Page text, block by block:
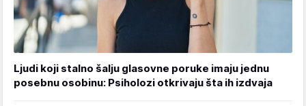
Ljudi koji stalno šalju glasovne poruke imaju jednu
posebnu osobinu: Psiholozi otkrivaju šta ih izdvaja